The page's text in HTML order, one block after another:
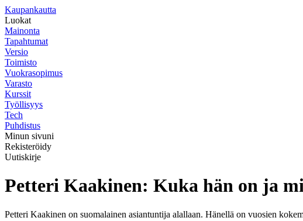
Kaupankautta
Luokat
Mainonta
Tapahtumat
Versio
Toimisto
Vuokrasopimus
Varasto
Kurssit
Työllisyys
Tech
Puhdistus
Minun sivuni
Rekisteröidy
Uutiskirje
Petteri Kaakinen: Kuka hän on ja
Petteri Kaakinen on suomalainen asiantuntija alallaan. Hänellä on vuosien